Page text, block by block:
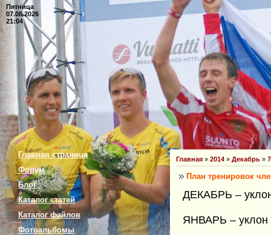
Пятница
07.08.2026
21:04
Главная страница
Форум
Блог
Каталог статей
Каталог файлов
Фотоальбомы
Главная » 2014 » Декабрь » 7
План тренировок
ДЕКАБРЬ –
ЯНВАРЬ – уклон